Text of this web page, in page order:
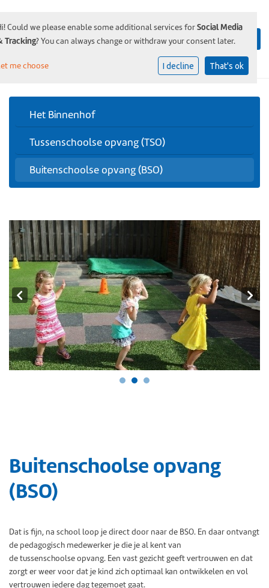
Het Binnenhof
Tussenschoolse opvang (TSO)
Buitenschoolse opvang (BSO)
Buitenschoolse opvang
(BSO)
Dat is fijn, na school loop je direct door naar de BSO. En daar ontvangt
de pedagogisch medewerker je die je al kent van
de tussenschoolse opvang. Een vast gezicht geeft vertrouwen en dat
zorgt er weer voor dat je kind zich optimaal kan ontwikkelen en vol
vertrouwen iedere dag tegemoet gaat.
Could we please enable some additional services forSocial Media
Tracking? You can always change or withdraw your consent later.
me choose I decline That's ok